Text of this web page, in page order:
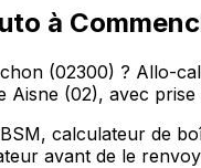
à
(02300) ? Allo-
(02), avec
calculateur de
avant de le